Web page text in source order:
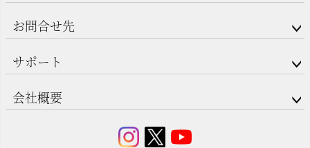
お問合せ先
サポート
会社概要